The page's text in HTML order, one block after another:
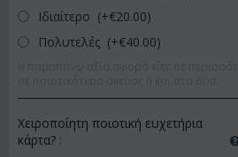
Ιδιαίτερο (+€20.00)
Πολυτελές (+€40.00)
Χειροποίητη ποιοτική ευχετήρια
κάρτα? :